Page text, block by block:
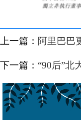
上一篇： 阿里巴巴
下一篇： “90后”北